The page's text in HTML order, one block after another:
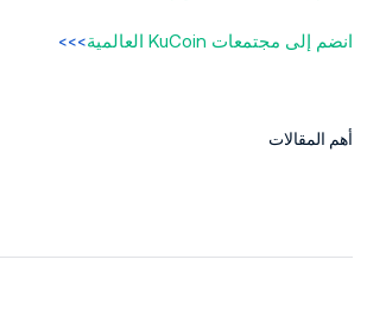
انضم إلى مجتمعات KuCoin العالمية >>>
أهم المقالات